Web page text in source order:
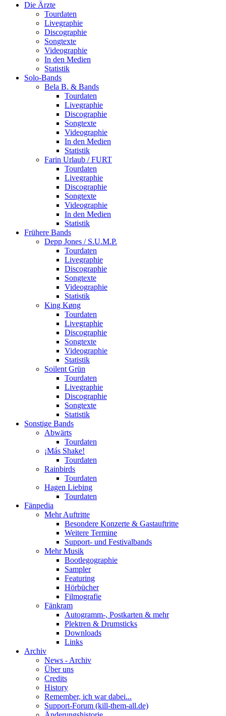
Die Ärzte
Tourdaten
Livegraphie
Discographie
Songtexte
Videographie
In den Medien
Statistik
Solo-Bands
Bela B. & Bands
Tourdaten
Livegraphie
Discographie
Songtexte
Videographie
In den Medien
Statistik
Farin Urlaub / FURT
Tourdaten
Livegraphie
Discographie
Songtexte
Videographie
In den Medien
Statistik
Frühere Bands
Depp Jones / S.U.M.P.
Tourdaten
Livegraphie
Discographie
Songtexte
Videographie
Statistik
King Køng
Tourdaten
Livegraphie
Discographie
Songtexte
Videographie
Statistik
Soilent Grün
Tourdaten
Livegraphie
Discographie
Songtexte
Statistik
Sonstige Bands
Abwärts
Tourdaten
¡Más Shake!
Tourdaten
Rainbirds
Tourdaten
Hagen Liebing
Tourdaten
Fänpedia
Mehr Auftritte
Besondere Konzerte & Gastauftritte
Weitere Termine
Support- und Festivalbands
Mehr Musik
Bootlegographie
Sampler
Featuring
Hörbücher
Filmografie
Fänkram
Autogramm-, Postkarten & mehr
Plektren & Drumsticks
Downloads
Links
Archiv
News - Archiv
Über uns
Credits
History
Remember, ich war dabei...
Support-Forum (kill-them-all.de)